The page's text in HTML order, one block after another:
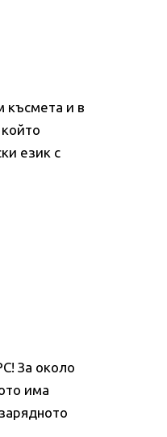
късмета и в
език с
За около
има